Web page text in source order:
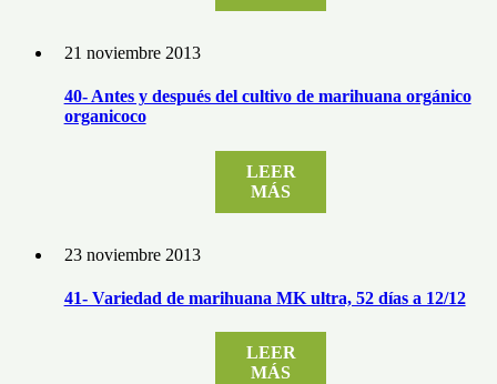
21 noviembre 2013
40- Antes y después del cultivo de marihuana orgánico
organicoco
LEER
MÁS
23 noviembre 2013
41- Variedad de marihuana MK ultra, 52 días a 12/12
LEER
MÁS